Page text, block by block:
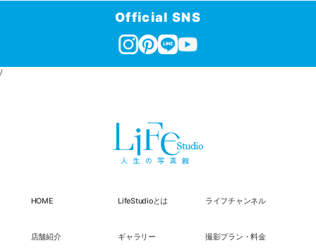
Official SNS
/
HOME LifeStudioとは ライフチャンネル
店舗紹介 ギャラリー 撮影プラン・料金